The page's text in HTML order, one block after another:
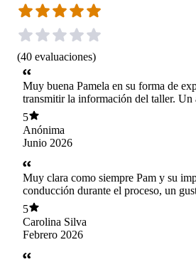
(40 evaluaciones)
Muy buena Pamela en su forma de
transmitir la información del taller. Un
participar siempre con ella.
5
Anónima
Junio 2026
Muy clara como siempre Pam y su
conducción durante el proceso, un
aprender con ella.
5
Carolina Silva
Febrero 2026